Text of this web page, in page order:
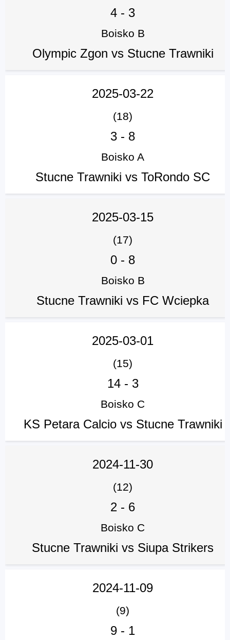
4 - 3
Boisko B
Olympic Zgon vs Stucne Trawniki
2025-03-22
(18)
3 - 8
Boisko A
Stucne Trawniki vs ToRondo SC
2025-03-15
(17)
0 - 8
Boisko B
Stucne Trawniki vs FC Wciepka
2025-03-01
(15)
14- 3
Boisko C
KS Petara Calcio vs Stucne Trawniki
2024-11-30
(12)
2 - 6
Boisko C
Stucne Trawniki vs Siupa Strikers
2024-11-09
(9)
9 - 1